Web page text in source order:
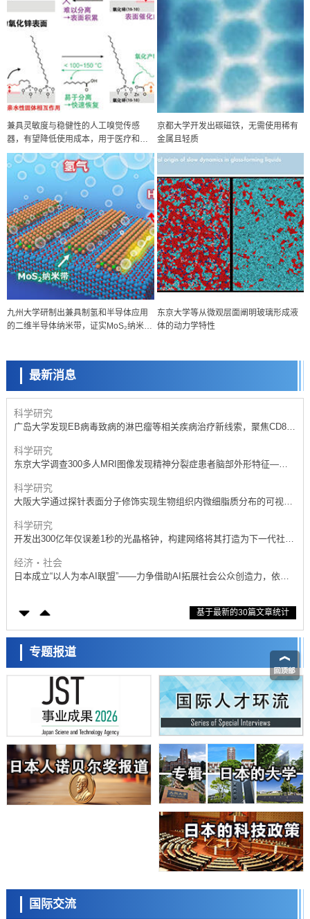
兼具灵敏度与稳健性的人工嗅觉传感
器，有望降低使用成本，用于医疗和食
品领域
京都大学开发出碳磁铁，无需使用稀有
金属且轻质
九州大学研制出兼具制氢和半导体应用
的二维半导体纳米带，证实MoS₂纳米带
东京大学等从微观层面阐明玻璃形成液
体的动力学特性
最新消息
科学研究
开发出300亿年仅误差1秒的光晶格钟，构建网络将其打造为下一代社会
基础设施
政策
日本内阁会议通过《2026年综合创新战略》，将统筹推进科学研究与成
果转化
科学研究
广岛大学发现EB病毒致病的淋巴瘤等相关疾病治疗新线索，聚焦CD80
科学研究
东京大学调查300多人MRI图像发现精神分裂症患者脑部外形特征——
科学研究
大阪大学通过探针表面分子修饰实现生物组织内微细脂质分布的可视
科学研究
开发出300亿年仅误差1秒的光晶格钟，构建网络将其打造为下一代社会
经济・社会
日本成立“以人为本AI联盟”——力争借助AI拓展社会公众创造力，依托
大阪大学开发出膜脂质可视化工具，使脂质探针的高效开发成为可能
科学研究
立教大学在试管内构建长链人工基因组DNA自我复制系统，有望实现携
带大量基因的人工细胞
日本科研费增设国际共同研究强化新类别，促进青年研究人员赴海外开
经济・社会
铁道综研新任理事长芦谷公稔：依托超导和防灾等核心优势服务社会
科学研究
东京大学通过叶绿体基因组编辑技术强化碳固定酶，成功提高光合作用
能力与生产力
科学研究
藤田医科大学等成功鉴定出非结核分枝杆菌生存的必需基因，首次揭示
【AI法下篇】如何应对AI的不可控性——中央大学平野晋教授专访
的具体对策
科学研究
大阪大学开发基于水氢键网络的温度预测新方法，AI从分子排列信息中
基于最新的30篇文章统计
专题报道
国际交流
流员